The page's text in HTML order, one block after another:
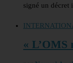
signé un décret
« L’OMS